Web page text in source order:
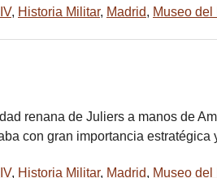
, Historia Militar, Madrid, Museo del
renana de Juliers a manos de
con gran importancia estratégica
, Historia Militar, Madrid, Museo del